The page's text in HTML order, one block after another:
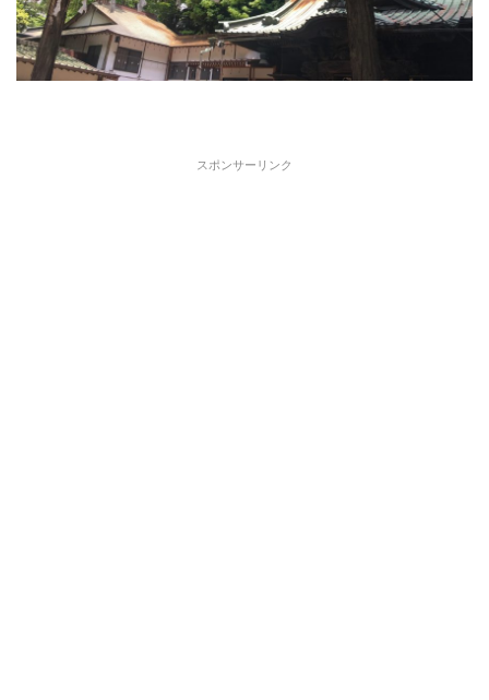
スポンサーリンク